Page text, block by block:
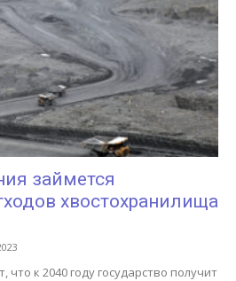
займется
хвостохранилища
что к 2040 году государство получит